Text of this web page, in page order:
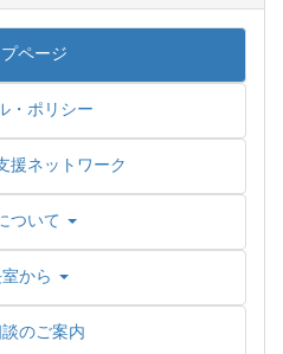
プページ
・ポリシー
援ネットワーク
ついて
から
のご案内